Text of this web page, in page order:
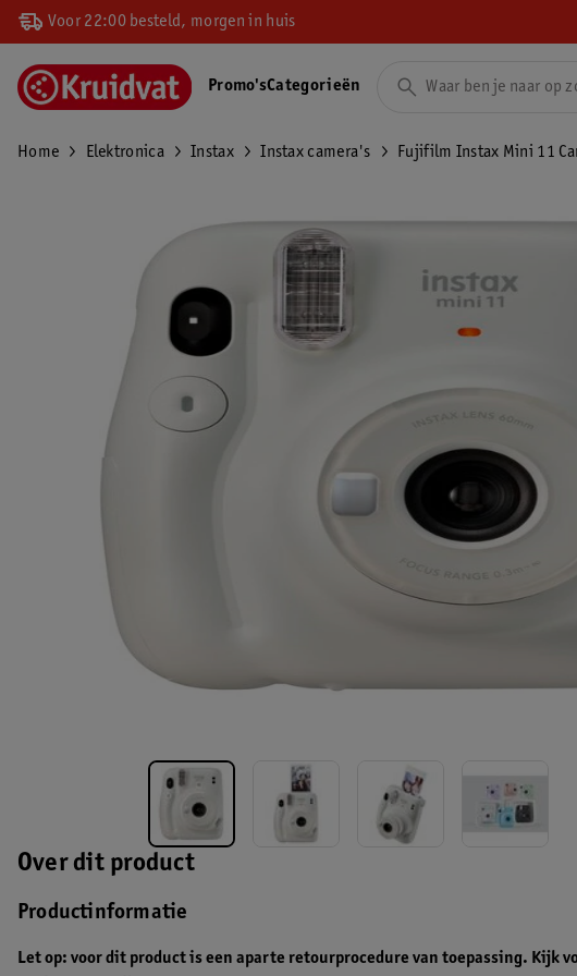
Voor 22:00 besteld, morgen in huis
Promo'sCategorieën
Home Elektronica Instax Instax camera's Fujifilm Instax Mini 11
Over dit product
Productinformatie
Let op: voor dit product is een aparte retourprocedure van toepassing. Kijk